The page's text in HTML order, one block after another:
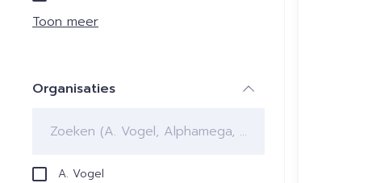
Toon meer
Organisaties
A. Vogel